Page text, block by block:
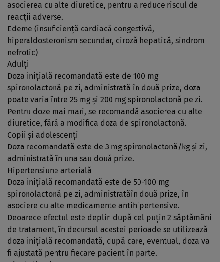
asocierea cu alte diuretice, pentru a reduce riscul de
reacţii adverse.
Edeme (insuficienţă cardiacă congestivă,
hiperaldosteronism secundar, ciroză hepatică, sindrom
nefrotic)
Adulţi
Doza iniţială recomandată este de 100 mg
spironolactonă pe zi, administrată în două prize; doza
poate varia între 25 mg şi 200 mg spironolactonă pe zi.
Pentru doze mai mari, se recomandă asocierea cu alte
diuretice, fără a modifica doza de spironolactonă.
Copii şi adolescenţi
Doza recomandată este de 3 mg spironolactonă/kg şi zi,
administrată în una sau două prize.
Hipertensiune arterială
Doza iniţială recomandată este de 50-100 mg
spironolactonă pe zi, administratăîn două prize, în
asociere cu alte medicamente antihipertensive.
Deoarece efectul este deplin după cel puţin 2 săptămâni
de tratament, în decursul acestei perioade se utilizează
doza iniţială recomandată, după care, eventual, doza va
fi ajustată pentru fiecare pacient în parte.